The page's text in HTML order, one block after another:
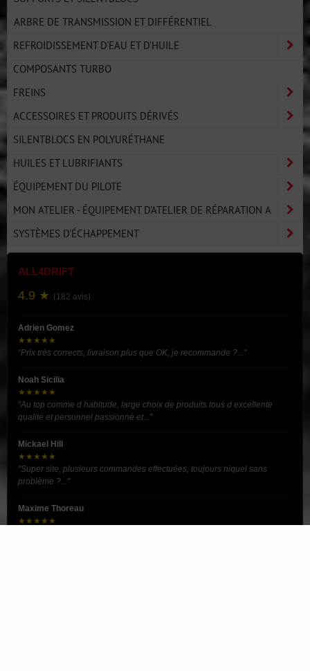
ARBRE DE TRANSMISSION ET DIFFÉRENTIEL
REFROIDISSEMENT D'EAU ET D'HUILE
COMPOSANTS TURBO
FREINS
ACCESSOIRES ET PRODUITS DÉRIVÉS
SILENTBLOCS EN POLYURÉTHANE
HUILES ET LUBRIFIANTS
ÉQUIPEMENT DU PILOTE
MON ATELIER - ÉQUIPEMENT D'ATELIER DE RÉPARATION A
SYSTÈMES D'ÉCHAPPEMENT
ALL4DRIFT
4.9 ★ (182 avis)
Adrien Gomez
★★★★★
"Prix très corrects, livraison plus que OK, je recommande ?..."
Noah Sicilia
★★★★★
"Au top comme d habitude, large choix de produits tous d excellente
qualité et personnel passionné et..."
Mickael Hill
★★★★★
"Super site, plusieurs commandes effectuées, toujours niquel sans
problème ?..."
Maxime Thoreau
★★★★★